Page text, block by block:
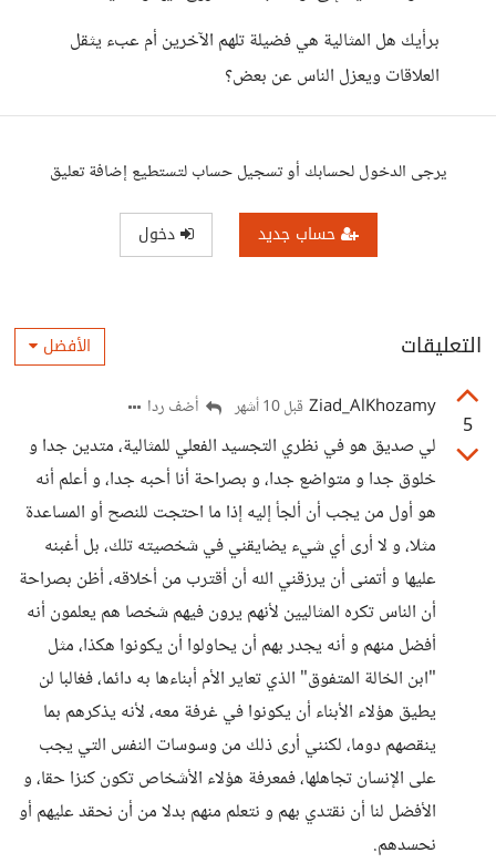
برأيك هل المثالية هي فضيلة تلهم الآخرين أم عبء يثقل
العلاقات ويعزل الناس عن بعض؟
يرجى الدخول لحسابك أو تسجيل حساب لتستطيع إضافة تعليق
حساب جديد دخول
التعليقات الأفضل
5
Ziad_AlKhozamy قبل 10 أشهر أضف ردا
لي صديق هو في نظري التجسيد الفعلي للمثالية، متدين جدا و
خلوق جدا و متواضع جدا، و بصراحة أنا أحبه جدا، و أعلم أنه
هو أول من يجب أن ألجأ إليه إذا ما احتجت للنصح أو المساعدة
مثلا، و لا أرى أي شيء يضايقني في شخصيته تلك، بل أغبنه
عليها و أتمنى أن يرزقني الله أن أقترب من أخلاقه، أظن بصراحة
أن الناس تكره المثاليين لأنهم يرون فيهم شخصا هم يعلمون أنه
أفضل منهم و أنه يجدر بهم أن يحاولوا أن يكونوا هكذا، مثل
"ابن الخالة المتفوق" الذي تعاير الأم أبناءها به دائما، فغالبا لن
يطيق هؤلاء الأبناء أن يكونوا في غرفة معه، لأنه يذكرهم بما
ينقصهم دوما، لكنني أرى ذلك من وسوسات النفس التي يجب
على الإنسان تجاهلها، فمعرفة هؤلاء الأشخاص تكون كنزا حقا، و
الأفضل لنا أن نقتدي بهم و نتعلم منهم بدلا من أن نحقد عليهم أو
نحسدهم.